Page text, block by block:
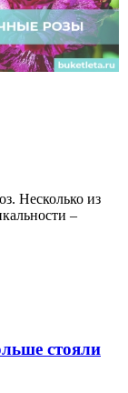
Несколько из
–
стояли